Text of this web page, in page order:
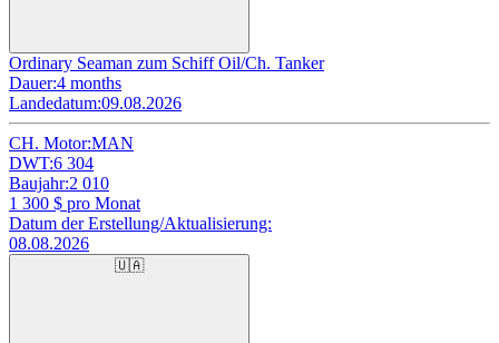
Ordinary Seaman zum Schiff Oil/Ch. Tanker
Dauer:4 months
Landedatum:09.08.2026
CH. Motor:MAN
DWT:6 304
Baujahr:2 010
1 300 $ pro Monat
Datum der Erstellung/Aktualisierung:
08.08.2026
🇺🇦